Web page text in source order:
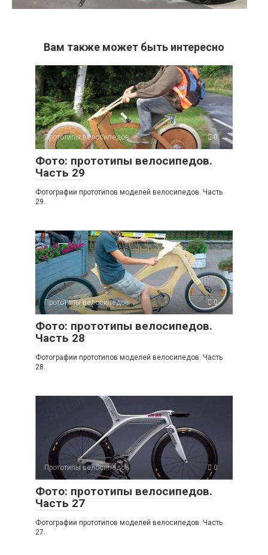
Вам также может быть интересно
Прототипы велосипедов 0
Фото: прототипы велосипедов.
Часть 29
Фотографии прототипов моделей велосипедов. Часть
29.
Прототипы велосипедов 0
Фото: прототипы велосипедов.
Часть 28
Фотографии прототипов моделей велосипедов. Часть
28.
Прототипы велосипедов 0
Фото: прототипы велосипедов.
Часть 27
Фотографии прототипов моделей велосипедов. Часть
27.